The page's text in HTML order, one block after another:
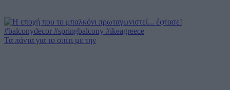
Τα πάντα για το σπίτι με την